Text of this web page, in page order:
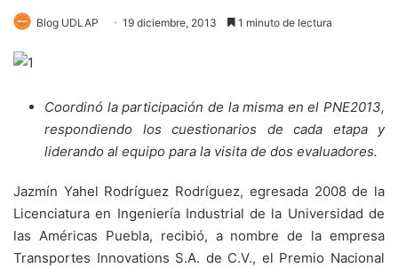
Blog UDLAP 19 diciembre, 2013 1 minuto de lectura
Coordinó la participación de la misma en el PNE2013,
respondiendo los cuestionarios de cada etapa y
liderando al equipo para la visita de dos evaluadores.
Jazmín Yahel Rodríguez Rodríguez, egresada 2008 de la
Licenciatura en Ingeniería Industrial de la Universidad de
las Américas Puebla, recibió, a nombre de la empresa
Transportes Innovations S.A. de C.V., el Premio Nacional